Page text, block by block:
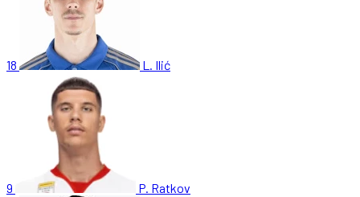
18 L. Ilić
9 P. Ratkov